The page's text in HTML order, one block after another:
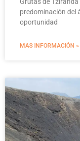
predominación del
oportunidad
MAS INFORMACIÓN »